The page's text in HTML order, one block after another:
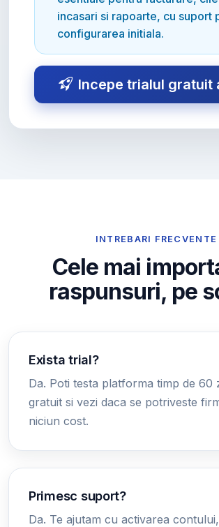
incasari si rapoarte, cu suport
configurarea initiala.
Incepe trialul gratuit
INTREBARI FRECVENTE
Cele mai
raspunsuri, pe
Exista trial?
Da. Poti testa platforma timp de 60
gratuit si vezi daca se potriveste
niciun cost.
Primesc suport?
Da. Te ajutam cu activarea